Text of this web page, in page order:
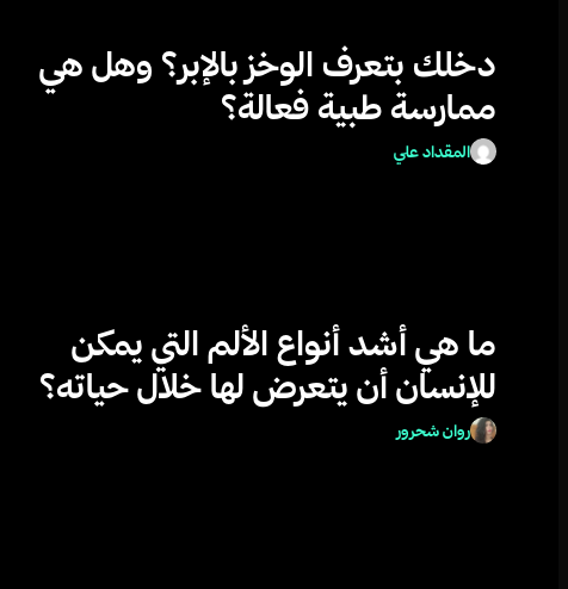
دخلك بتعرف الوخز بالإبر؟ وهل هي
ممارسة طبية فعالة؟
المقداد علي
ما هي أشد أنواع الألم التي يمكن
للإنسان أن يتعرض لها خلال حياته؟
روان شحرور